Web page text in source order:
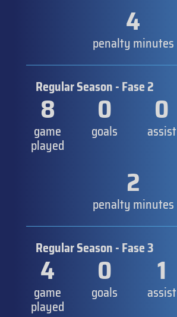
4
penalty minutes
Regular Season - Fase 2
8
game
played
0
goals
0
assist
2
penalty minutes
Regular Season - Fase 3
4
game
played
0
goals
1
assist